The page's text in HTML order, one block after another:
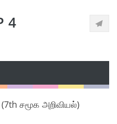
4
சமூக அறிவியல்)